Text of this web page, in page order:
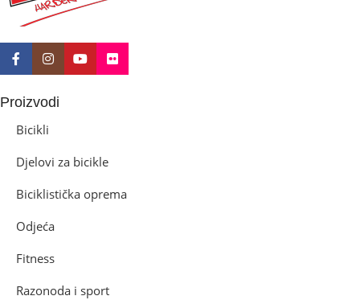
Proizvodi
Bicikli
Djelovi za bicikle
Biciklistička oprema
Odjeća
Fitness
Razonoda i sport